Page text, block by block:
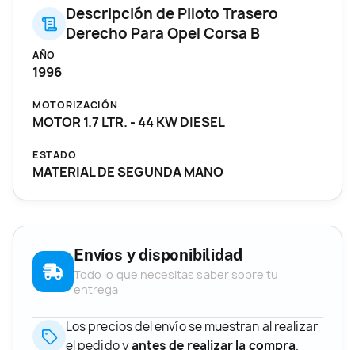
Descripción de Piloto Trasero
Derecho Para Opel Corsa B
AÑO
1996
MOTORIZACIÓN
MOTOR 1.7 LTR. - 44 KW DIESEL
ESTADO
MATERIAL DE SEGUNDA MANO
Envíos y disponibilidad
Todo lo que necesitas saber sobre tu
entrega
Los precios del envío se muestran al realizar
el pedido yantes de realizar la compra.